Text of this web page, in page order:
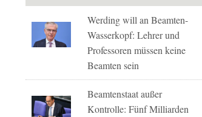
Werding will an Beamten-
Wasserkopf: Lehrer und
Professoren müssen keine
Beamten sein
Beamtenstaat außer
Kontrolle: Fünf Milliarden